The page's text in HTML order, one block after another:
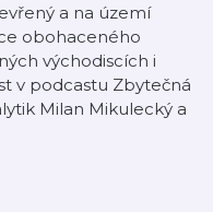
a na území
obohaceného
východiscích i
v podcastu Zbytečná
Milan Mikulecký a